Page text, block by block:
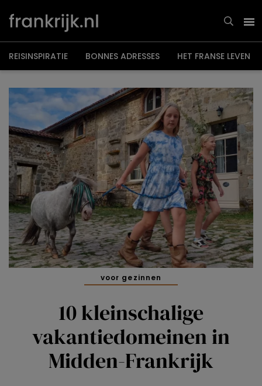
naar
inhoud
REISINSPIRATIE BONNES ADRESSES HET FRANSE LEVEN
voor gezinnen
10 kleinschalige
vakantiedomeinen in
Midden-Frankrijk